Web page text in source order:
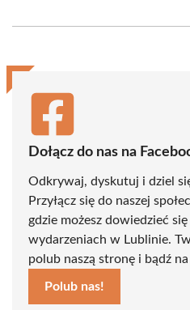
(Twitter)
Dołącz do nas na
Odkrywaj, dyskutuj i dziel
Przyłącz się do naszej
gdzie możesz dowiedzieć
wydarzeniach w Lublinie.
polub naszą stronę i bądź
Polub nas!